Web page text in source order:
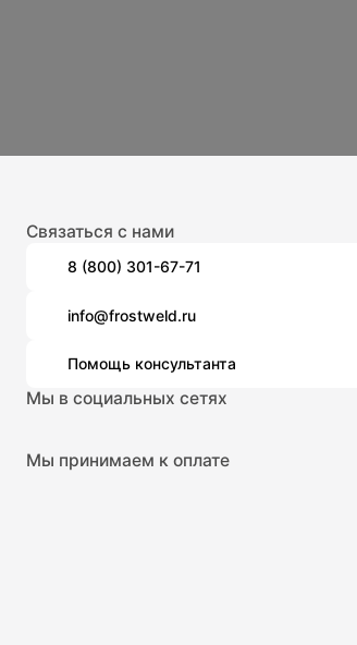
Связаться с нами
8 (800) 301-67-71
info@frostweld.ru
Помощь консультанта
Мы в социальных сетях
Мы принимаем к оплате